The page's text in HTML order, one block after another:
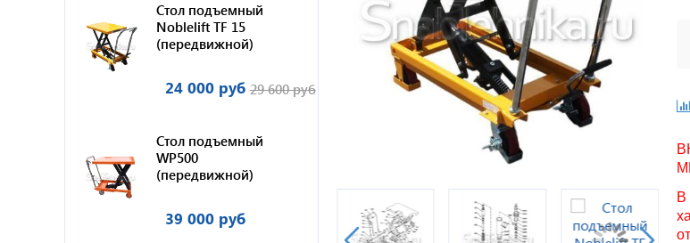
Стол подъемный
Noblelift TF 15
(передвижной)
24 000 руб 29 600 руб
Стол подъемный
WP500
(передвижной)
39 000 руб
В